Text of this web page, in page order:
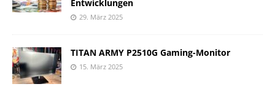
Entwicklungen
29. März 2025
TITAN ARMY P2510G Gaming-Monitor
15. März 2025